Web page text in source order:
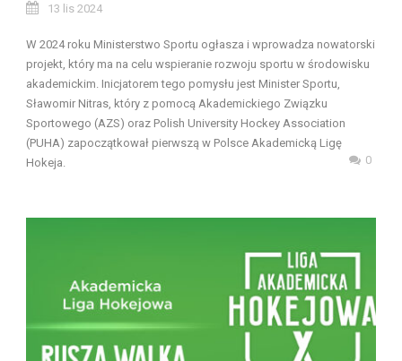
13 lis 2024
W 2024 roku Ministerstwo Sportu ogłasza i wprowadza nowatorski
projekt, który ma na celu wspieranie rozwoju sportu w środowisku
akademickim. Inicjatorem tego pomysłu jest Minister Sportu,
Sławomir Nitras, który z pomocą Akademickiego Związku
Sportowego (AZS) oraz Polish University Hockey Association
(PUHA) zapoczątkował pierwszą w Polsce Akademicką Ligę
Hokeja.
0